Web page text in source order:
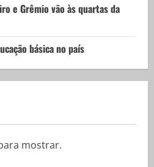
e Grêmio vão às quartas da
básica no país
mostrar.